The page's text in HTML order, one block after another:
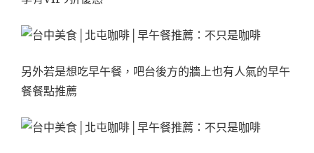
另外若是想吃早午餐，吧台後方的牆上也有人氣的早午
餐餐點推薦